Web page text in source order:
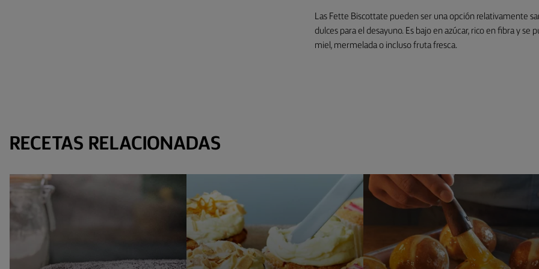
Las Fette Biscottate pueden ser una opción relativamente
dulces para el desayuno. Es bajo en azúcar, rico en fibra y
miel, mermelada o incluso fruta fresca.
RECETAS RELACIONADAS